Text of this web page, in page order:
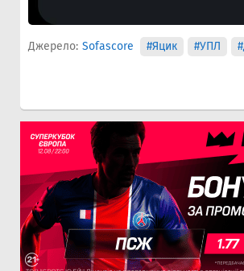
Джерело: Sofascore #Яцик #УПЛ